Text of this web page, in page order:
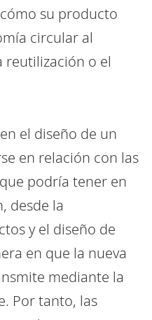
su producto
circular al
reutilización o el
el diseño de un
en relación con las
podría tener en
desde la
y el diseño de
en que la nueva
mediante la
Por tanto, las